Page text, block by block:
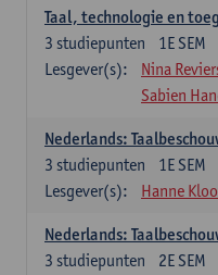
Taal, technologie en
1E SEM
3 studiepunten
Lesgever(s):
Nina
Sabien
Nederlands:
1E SEM
3 studiepunten
Lesgever(s):
Hanne
Nederlands:
2E SEM
3 studiepunten